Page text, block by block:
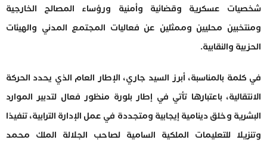
شخصيات عسكرية وقضائية وأمنية ورؤساء المصالح الخارجية
ومنتخبين محليين وممثلين عن فعاليات المجتمع المدني والهيئات
الحزبية والنقابية.
في كلمة بالمناسبة، أبرز السيد جاري، الإطار العام الذي يحدد الحركة
الانتقالية، باعتبارها تأتي في إطار بلورة منظور فعال لتدبير الموارد
البشرية وخلق دينامية إيجابية ومتجددة في عمل الإدارة الترابية، تنفيذا
وتنزيلا للتعليمات الملكية السامية لصاحب الجلالة الملك محمد